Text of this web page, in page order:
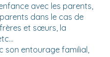
avec les parents,
dans le cas de
et sœurs, la
son entourage familial,